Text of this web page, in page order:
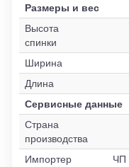
Размеры и вес
Высота
спинки
Ширина
Длина
Сервисные данные
Страна
производства
Импортер
ЧП